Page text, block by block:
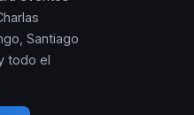
Santiago
todo el